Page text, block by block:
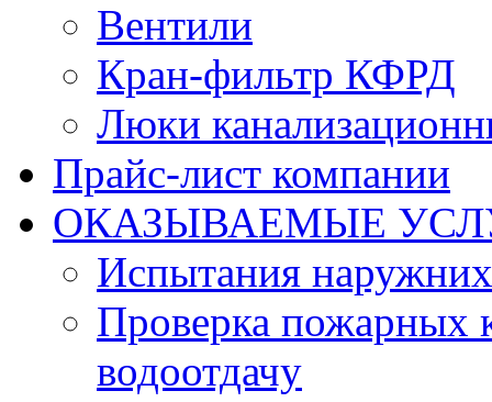
Вентили
Кран-фильтр КФРД
Люки
Прайс-лист компании
ОКАЗЫВАЕМЫЕ
Испытания
Проверка пожарных
водоотдачу